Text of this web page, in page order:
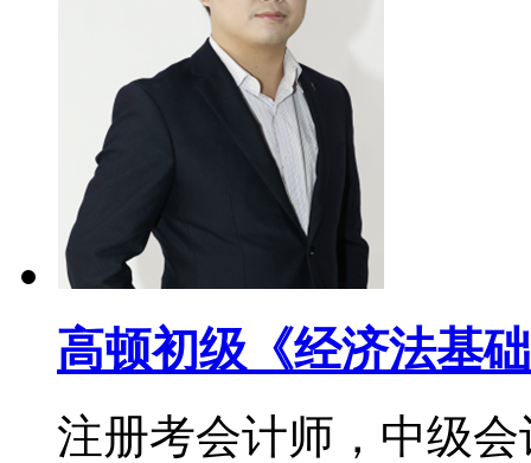
高顿初级《经济法基
注册考会计师，中级